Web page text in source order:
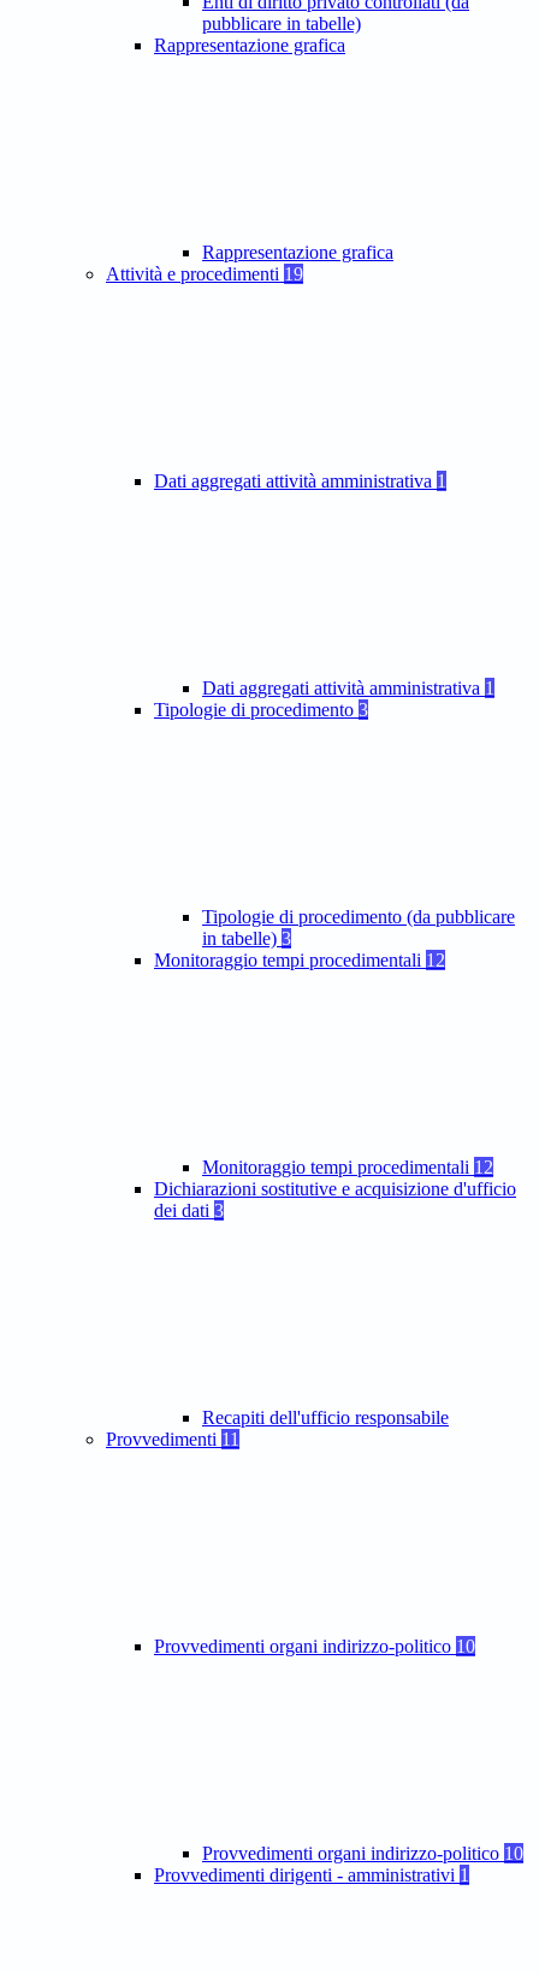
pubblicare in tabelle)
Rappresentazione grafica
Rappresentazione grafica
Attività e procedimenti 19
Dati aggregati attività amministrativa 1
Dati aggregati attività amministrativa 1
Tipologie di procedimento 3
Tipologie di procedimento (da pubblicare
in tabelle) 3
Monitoraggio tempi procedimentali 12
Monitoraggio tempi procedimentali 12
Dichiarazioni sostitutive e acquisizione d'ufficio
dei dati 3
Recapiti dell'ufficio responsabile
Provvedimenti 11
Provvedimenti organi indirizzo-politico 10
Provvedimenti organi indirizzo-politico 10
Provvedimenti dirigenti - amministrativi 1